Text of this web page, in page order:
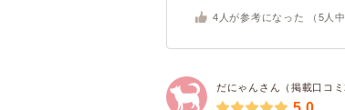
4 人が参考になった （ 5 人中
だにゃんさん（掲載口コミ